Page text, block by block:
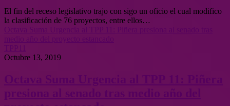
El fin del receso legislativo trajo con sigo un oficio el cual modifico
la clasificación de 76 proyectos, entre ellos…
Octubre 13, 2019